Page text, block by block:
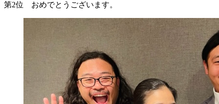
第2位 おめでとうございます。